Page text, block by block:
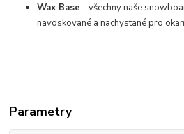
Wax Base - všechny naše
navoskované a nachystané pro
Parametry